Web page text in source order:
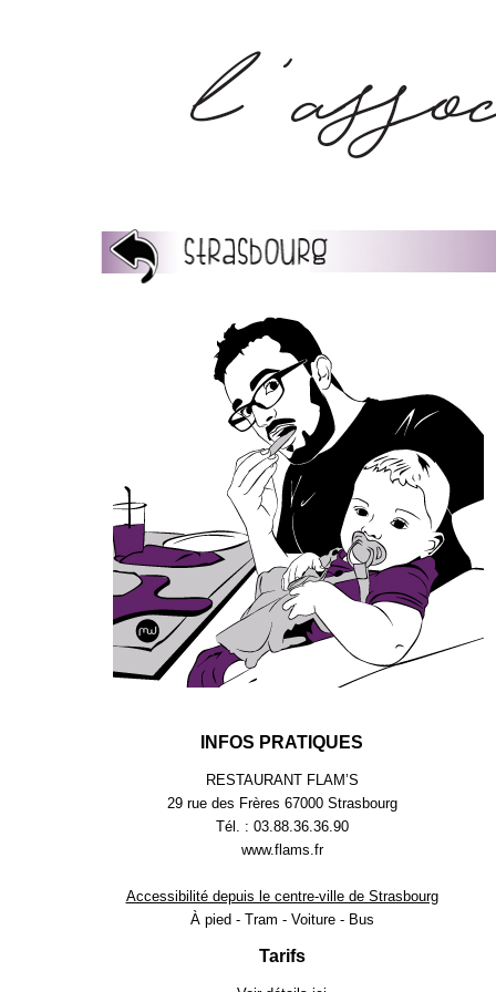
INFOS PRATIQUES
RESTAURANT FLAM’S
29 rue des Frères 67000 Strasbourg
Tél. : 03.88.36.36.90
www.flams.fr
Accessibilité depuis le centre-ville de Strasbourg
À pied - Tram - Voiture - Bus
Tarifs